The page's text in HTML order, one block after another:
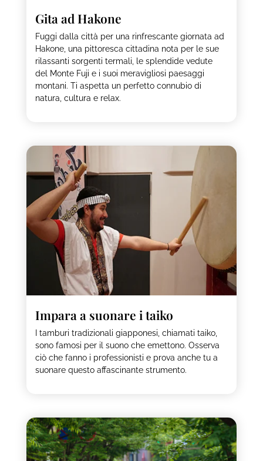
Gita ad Hakone
Fuggi dalla città per una rinfrescante giornata ad
Hakone, una pittoresca cittadina nota per le sue
rilassanti sorgenti termali, le splendide vedute
del Monte Fuji e i suoi meravigliosi paesaggi
montani. Ti aspetta un perfetto connubio di
natura, cultura e relax.
Impara a suonare i taiko
I tamburi tradizionali giapponesi, chiamati taiko,
sono famosi per il suono che emettono. Osserva
ciò che fanno i professionisti e prova anche tu a
suonare questo affascinante strumento.